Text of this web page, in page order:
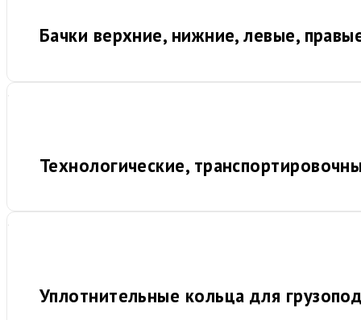
Бачки верхние, нижние, левые,
Технологические,
Уплотнительные кольца для